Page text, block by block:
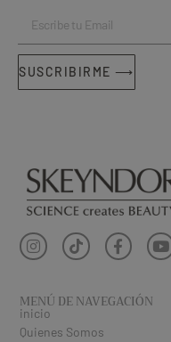
SUSCRIBIRME ⟶
MENÚ DE NAVEGACIÓN
inicio
Quienes Somos